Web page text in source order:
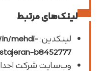
لینک‌های مرتبط
لینکدین:
mehdi-
b8452777
وب‌سایت شرکت